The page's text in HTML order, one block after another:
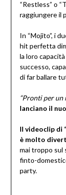
“Restless” o
raggiungere il
In “Mojito”, i
hit perfetta
la loro
successo,
di far ballare
“Pronti per un
lanciano il
Il videoclip di
è molto
mai troppo sul
finto-
party.